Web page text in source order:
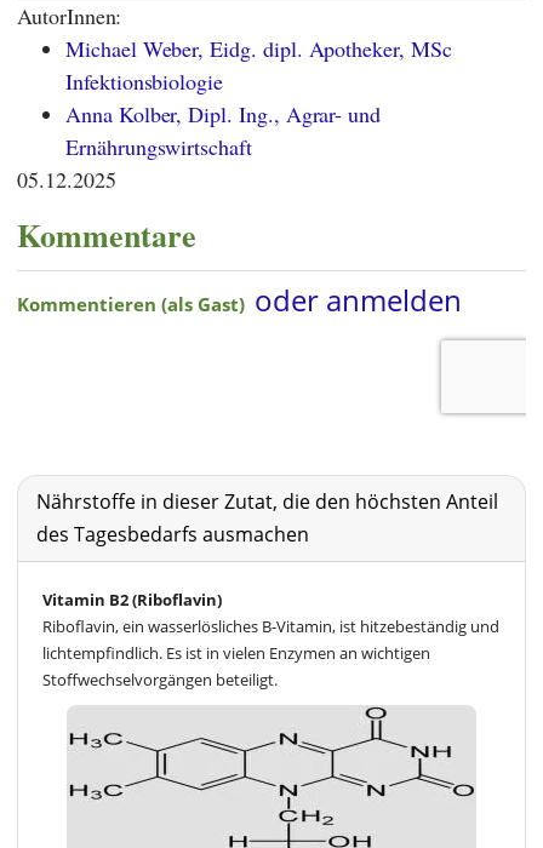
AutorInnen:
Michael Weber, Eidg. dipl. Apotheker, MSc
Infektionsbiologie
Anna Kolber, Dipl. Ing., Agrar- und
Ernährungswirtschaft
05.12.2025
Kommentare
Nährstoffe in dieser Zutat, die den höchsten Anteil
des Tagesbedarfs ausmachen
Vitamin B2 (Riboflavin)
Riboflavin, ein wasserlösliches B-Vitamin, ist hitzebeständig und
lichtempfindlich. Es ist in vielen Enzymen an wichtigen
Stoffwechselvorgängen beteiligt.